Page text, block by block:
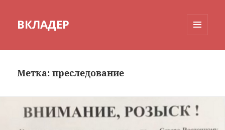
ВКЛАДЕР
Метка:преследование